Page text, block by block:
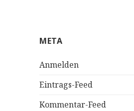
META
Anmelden
Eintrags-Feed
Kommentar-Feed